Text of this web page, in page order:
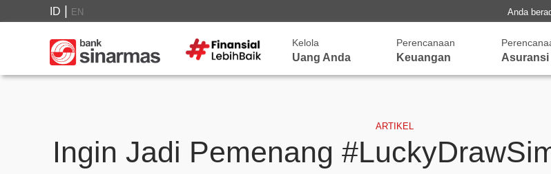
ID EN Anda
Kelola
Uang Anda
Perencanaan
Keuangan Asuransi
ARTIKEL
Ingin Jadi Pemenang